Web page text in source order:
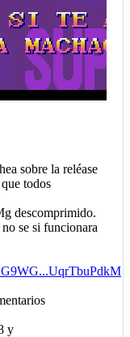
sobre la reléase
todos
descomprimido.
se si funcionara
y